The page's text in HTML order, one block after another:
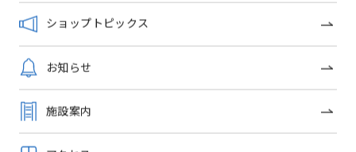
ショップトピックス
お知らせ
施設案内
イベントニュース
ショップガイド
グルメガイド